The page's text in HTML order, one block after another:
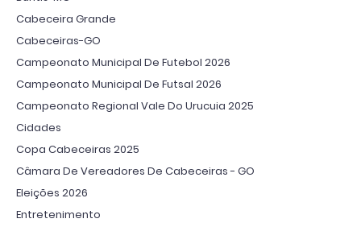
Cabeceira Grande
Cabeceiras-GO
Campeonato Municipal De Futebol 2026
Campeonato Municipal De Futsal 2026
Campeonato Regional Vale Do Urucuia 2025
Cidades
Copa Cabeceiras 2025
Câmara De Vereadores De Cabeceiras - GO
Eleições 2026
Entretenimento